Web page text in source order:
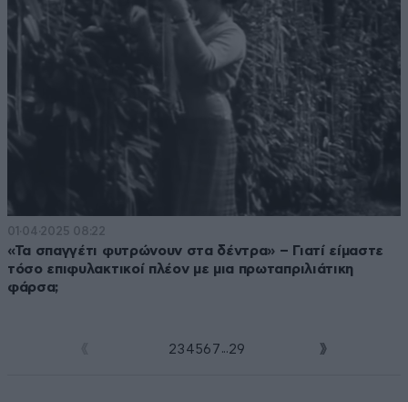
01·04·2025 08:22
«Τα σπαγγέτι φυτρώνουν στα δέντρα» – Γιατί είμαστε
τόσο επιφυλακτικοί πλέον με μια πρωταπριλιάτικη
φάρσα;
23 4 56 7 ...29